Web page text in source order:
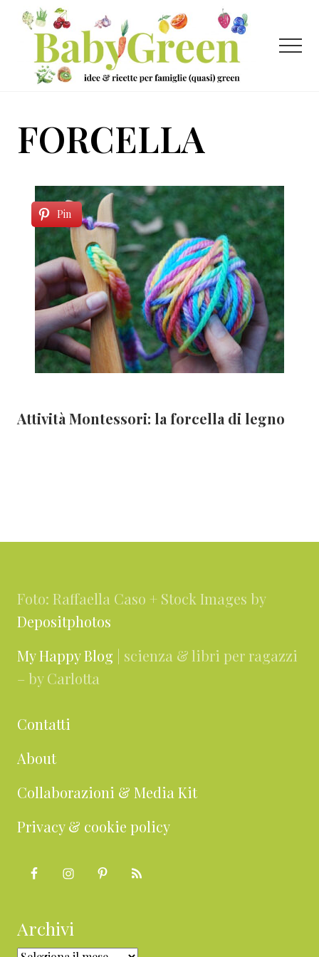
Menu
Passa
contenuto
principale
Passa
ricette
famiglie
(quasi)
green
Menu
FORCELLA
Pin
Attività Montessori: la forcella di legno
Foto: Raffaella Caso + Stock Images by
Depositphotos
My Happy Blog | scienza & libri per ragazzi
– by Carlotta
Contatti
About
Collaborazioni & Media Kit
Privacy & cookie policy
Archivi